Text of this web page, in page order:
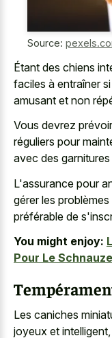
Source:
Étant des chiens
faciles à entraîner
amusant et non
Vous devrez
réguliers pour
avec des
L'assurance pour
gérer les
préférable de
You might enjoy:
Pour Le
Les caniches
joyeux et